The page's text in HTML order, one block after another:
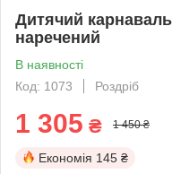
Дитячий
наречений
В наявності
Код: 1073
Роздріб
1 305 ₴ 1 450 ₴
Економія 145 ₴